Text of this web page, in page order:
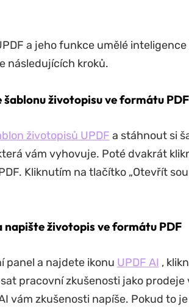
a jeho funkce umělé inteligence
následujících kroků.
životopisu ve formátu PDF
životopisů UPDF a stáhnout si
vám vyhovuje. Poté dvakrát
Kliknutím na tlačítko „Otevřít
napište životopis ve formátu PDF
panel a najdete ikonu UPDF AI ,
pracovní zkušenosti jako prodeje
vám zkušenosti napíše. Pokud to